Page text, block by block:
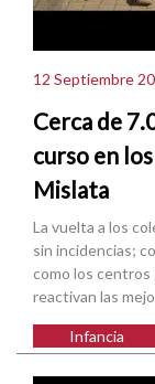
12 Septiembre
Cerca de
curso en
Mislata
La vuelta a los
sin incidencias;
como los
reactivan las
Infancia